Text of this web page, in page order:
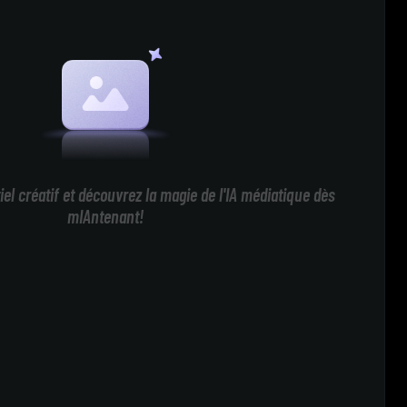
créatif et découvrez la magie de l'IA médiatique dès
mIAntenant!